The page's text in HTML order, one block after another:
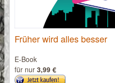
Früher wird alles besser
E-Book
für nur 3,99 €